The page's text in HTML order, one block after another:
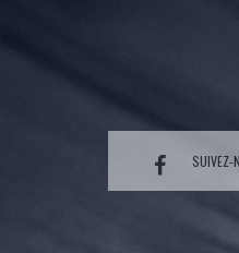
SUIVEZ-